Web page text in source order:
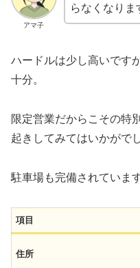
アマ子
らなくなりま
ハードルは少し高いです
十分。
限定営業だからこその特
起きしてみてはいかがで
駐車場も完備されています
項目
住所